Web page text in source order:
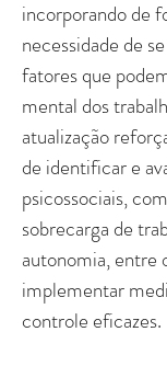
incorporando de
necessidade de
fatores que
mental dos
atualização
de identificar e
psicossociais,
sobrecarga de
autonomia, entre
implementar
controle eficazes.